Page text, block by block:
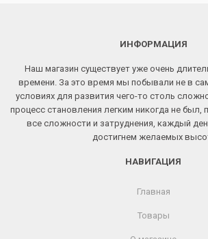
ИНФОРМАЦИЯ
Наш магазин существует уже очень
времени. За это время мы побывали не в
условиях для развития чего-то столь
процесс становления легким никогда не был,
все сложности и затруднения, каждый
достигнем желаемых
НАВИГАЦИЯ
Главная
Товары